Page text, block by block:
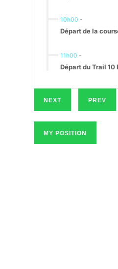
10h00 -
Départ de la
11h00 -
Départ du Trail 10
NEXT PREV
MY POSITION